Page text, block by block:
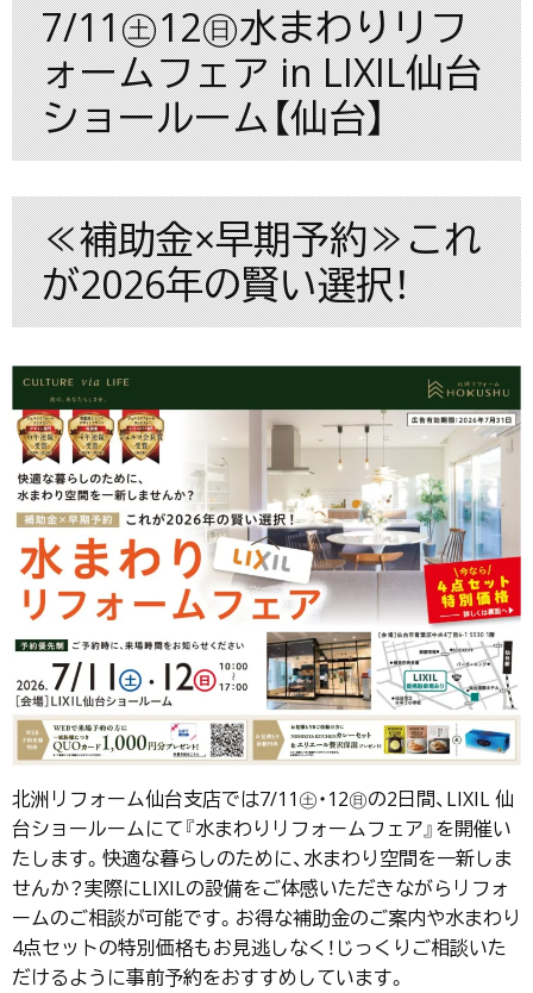
7/11㊏12㊐水まわりリフ
ォームフェア in LIXIL仙台
ショールーム【仙台】
≪補助金×早期予約≫これ
が2026年の賢い選択！
北洲リフォーム仙台支店では7/11㊏・12㊐の2日間、LIXIL 仙
台ショールームにて『水まわりリフォームフェア』を開催い
たします。快適な暮らしのために、水まわり空間を一新しま
せんか？実際にLIXILの設備をご体感いただきながらリフォ
ームのご相談が可能です。お得な補助金のご案内や水まわり
4点セットの特別価格もお見逃しなく！じっくりご相談いた
だけるように事前予約をおすすめしています。